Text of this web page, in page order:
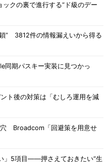
クの裏で進行する“ド級のデー
” 3812件の情報漏えいから得る
期パスキー実装に見つかっ
ト後の対策は「むしろ運用を減
穴 Broadcom「回避策を用意せ
」5項目――押さえておきたい“生